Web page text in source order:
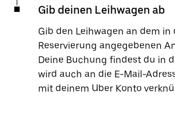
Gib deinen Leihwagen ab
Gib den Leihwagen an dem in
Reservierung angegebenen
Deine Buchung findest du in
wird auch an die E-Mail-
mit deinem Uber Konto